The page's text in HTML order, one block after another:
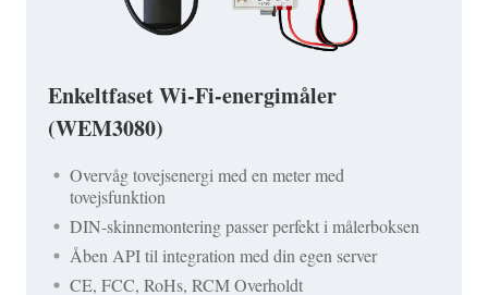
Enkeltfaset Wi-Fi-energimåler
(WEM3080)
Overvåg tovejsenergi med en meter med
tovejsfunktion
DIN-skinnemontering passer perfekt i målerboksen
Åben API til integration med din egen server
CE, FCC, RoHs, RCM Overholdt